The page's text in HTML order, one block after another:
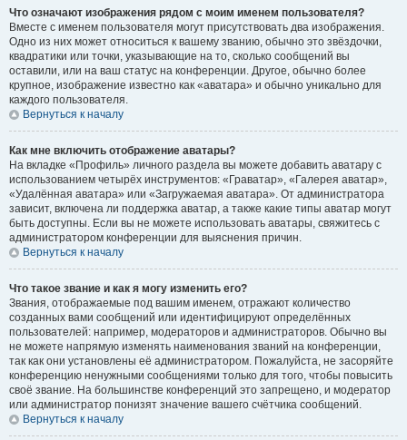
Что означают изображения рядом с моим именем пользователя?
Вместе с именем пользователя могут присутствовать два изображения.
Одно из них может относиться к вашему званию, обычно это звёздочки,
квадратики или точки, указывающие на то, сколько сообщений вы
оставили, или на ваш статус на конференции. Другое, обычно более
крупное, изображение известно как «аватара» и обычно уникально для
каждого пользователя.
Вернуться к началу
Как мне включить отображение аватары?
На вкладке «Профиль» личного раздела вы можете добавить аватару с
использованием четырёх инструментов: «Граватар», «Галерея аватар»,
«Удалённая аватара» или «Загружаемая аватара». От администратора
зависит, включена ли поддержка аватар, а также какие типы аватар могут
быть доступны. Если вы не можете использовать аватары, свяжитесь с
администратором конференции для выяснения причин.
Вернуться к началу
Что такое звание и как я могу изменить его?
Звания, отображаемые под вашим именем, отражают количество
созданных вами сообщений или идентифицируют определённых
пользователей: например, модераторов и администраторов. Обычно вы
не можете напрямую изменять наименования званий на конференции,
так как они установлены её администратором. Пожалуйста, не засоряйте
конференцию ненужными сообщениями только для того, чтобы повысить
своё звание. На большинстве конференций это запрещено, и модератор
или администратор понизят значение вашего счётчика сообщений.
Вернуться к началу